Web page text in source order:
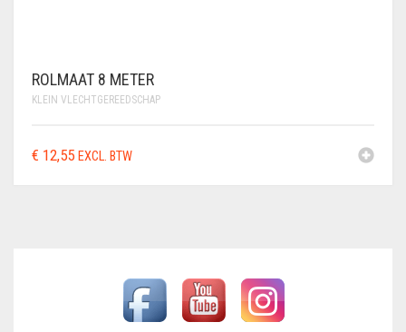
ROLMAAT 8 METER
KLEIN VLECHTGEREEDSCHAP
€ 12,55 EXCL. BTW